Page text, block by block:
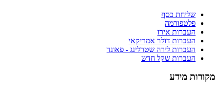
שליחת כסף
פלטפורמה
העברות אירו
העברות דולר אמריקאי
העברות לירה שטרלינג - פאונד
העברות שקל חדש
מקורות מידע